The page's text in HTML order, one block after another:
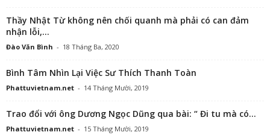
Thầy Nhật Từ không nên chối quanh mà phải có can đảm
nhận lỗi,...
Đào Văn Bình - 18 Tháng Ba, 2020
Bình Tâm Nhìn Lại Việc Sư Thích Thanh Toàn
Phattuvietnam.net - 14 Tháng Mười, 2019
Trao đổi với ông Dương Ngọc Dũng qua bài: “ Đi tu mà có...
Phattuvietnam.net - 15 Tháng Mười, 2019